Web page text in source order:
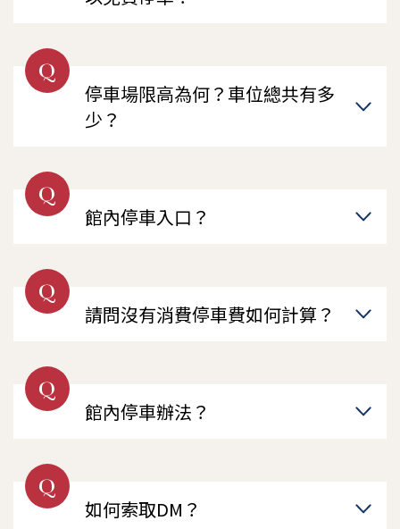
Q
停車場限高為何？車位總共有多
少？
Q
館內停車入口？
Q
請問沒有消費停車費如何計算？
Q
館內停車辦法？
Q
如何索取DM？